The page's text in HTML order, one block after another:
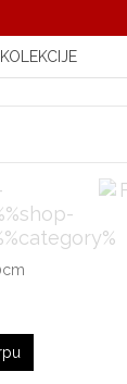
KOLEKCIJE